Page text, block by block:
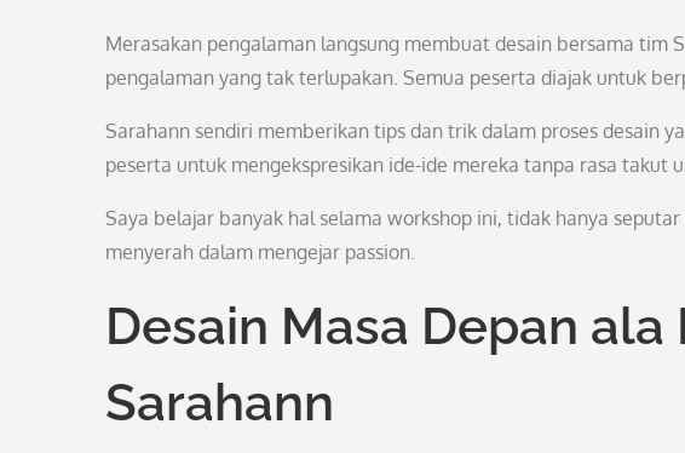
Merasakan pengalaman langsung membuat desain bersama tim
pengalaman yang tak terlupakan. Semua peserta diajak untuk
Sarahann sendiri memberikan tips dan trik dalam proses desain
peserta untuk mengekspresikan ide-ide mereka tanpa rasa takut
Saya belajar banyak hal selama workshop ini, tidak hanya
menyerah dalam mengejar passion.
Desain Masa Depan ala
Sarahann